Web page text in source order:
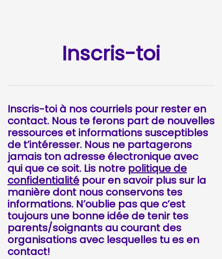
Inscris-toi
Inscris-toi à nos courriels pour rester en
contact. Nous te ferons part de nouvelles
ressources et informations susceptibles
de t’intéresser. Nous ne partagerons
jamais ton adresse électronique avec
qui que ce soit. Lis notre politique de
confidentialité pour en savoir plus sur la
manière dont nous conservons tes
informations. N’oublie pas que c’est
toujours une bonne idée de tenir tes
parents/soignants au courant des
organisations avec lesquelles tu es en
contact!